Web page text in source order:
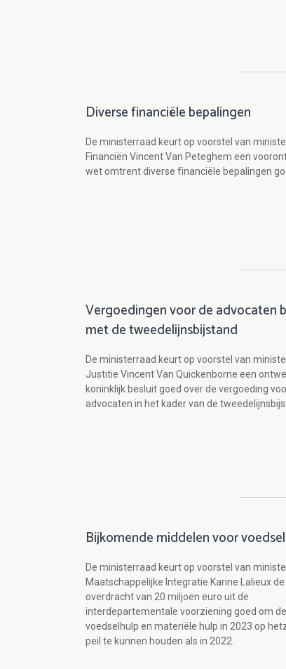
Diverse financiële bepalingen
De ministerraad keurt op voorstel van
Financiën Vincent Van Peteghem een
wet omtrent diverse financiële bepalingen
Vergoedingen voor de advocaten
met de tweedelijnsbijstand
De ministerraad keurt op voorstel van
Justitie Vincent Van Quickenborne een
koninklijk besluit goed over de vergoeding
advocaten in het kader van de
Bijkomende middelen voor
De ministerraad keurt op voorstel van
Maatschappelijke Integratie Karine Lalieux de
overdracht van 20 miljoen euro uit de
interdepartementale voorziening goed om de
voedselhulp en materiële hulp in 2023 op
peil te kunnen houden als in 2022.